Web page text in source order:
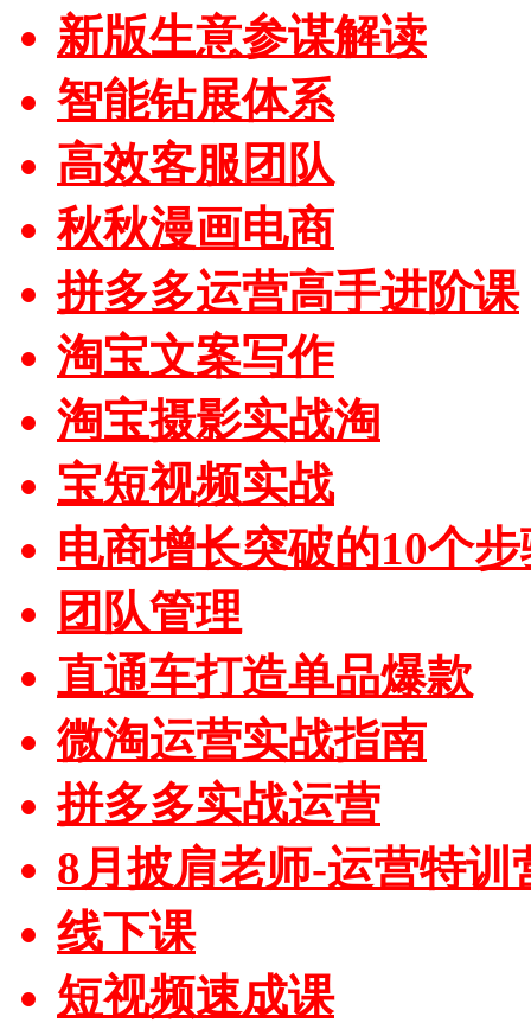
新版生意参谋解读
智能钻展体系
高效客服团队
秋秋漫画电商
拼多多运营高手进阶课
淘宝文案写作
淘宝摄影实战淘
宝短视频实战
电商增长突破的10个
团队管理
直通车打造单品爆款
微淘运营实战指南
拼多多实战运营
8月披肩老师-运营特训
线下课
短视频速成课